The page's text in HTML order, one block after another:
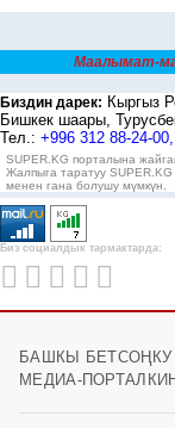
Маалымат-
Биздин дарек: Кыргыз
Бишкек шаары,
Тел.: +996 312 88-24-00,
SUPER.KG порталына
Жалпыга таратуу
менен гана болушу мүмкүн.
Биз социалдык тармактарда:
БАШКЫ БЕТ
МЕДИА-ПОРТАЛ